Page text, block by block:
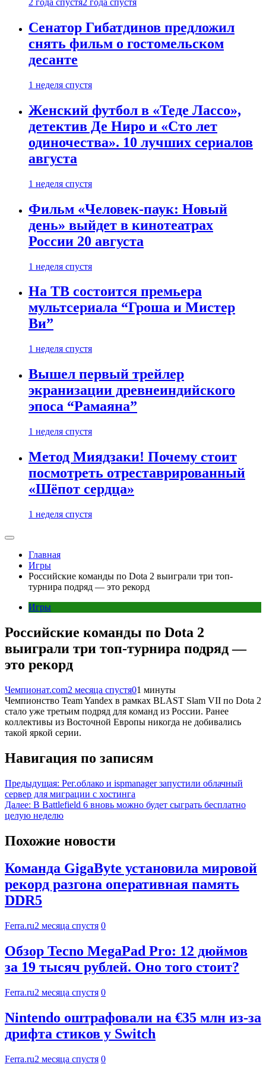
2 года спустя2 года спустя
Сенатор Гибатдинов предложил
снять фильм о гостомельском
десанте
1 неделя спустя
Женский футбол в «Теде Лассо»,
детектив Де Ниро и «Сто лет
одиночества». 10 лучших сериалов
августа
1 неделя спустя
Фильм «Человек-паук: Новый
день» выйдет в кинотеатрах
России 20 августа
1 неделя спустя
На ТВ состоится премьера
мультсериала “Гроша и Мистер
Ви”
1 неделя спустя
Вышел первый трейлер
экранизации древнеиндийского
эпоса “Рамаяна”
1 неделя спустя
Метод Миядзаки! Почему стоит
посмотреть отреставрированный
«Шёпот сердца»
1 неделя спустя
Главная
Игры
Российские команды по Dota 2 выиграли три топ-
турнира подряд — это рекорд
Игры
Российские команды по Dota 2
выиграли три топ-турнира подряд —
это рекорд
Чемпионат.com2 месяца спустя01 минуты
Чемпионство Team Yandex в рамках BLAST Slam VII по Dota 2
стало уже третьим подряд для команд из России. Ранее
коллективы из Восточной Европы никогда не добивались
такой яркой серии.
Навигация по записям
Предыдущая: Рег.облако и ispmanager запустили облачный
сервер для миграции с хостинга
Далее: В Battlefield 6 вновь можно будет сыграть бесплатно
целую неделю
Похожие новости
Команда GigaByte установила мировой
рекорд разгона оперативная память
DDR5
Ferra.ru2 месяца спустя 0
Обзор Tecno MegaPad Pro: 12 дюймов
за 19 тысяч рублей. Оно того стоит?
Ferra.ru2 месяца спустя 0
Nintendo оштрафовали на €35 млн из-за
дрифта стиков у Switch
Ferra.ru2 месяца спустя 0